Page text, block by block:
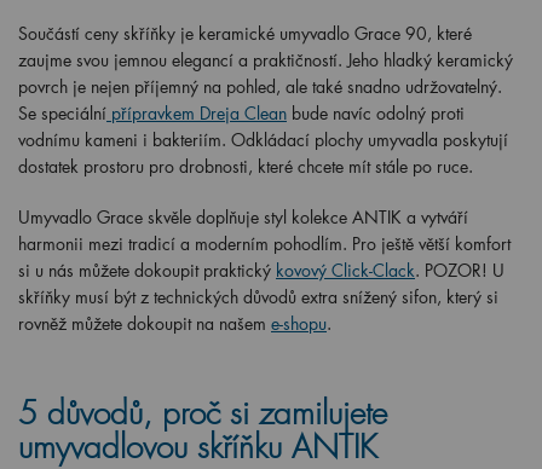
Součástí ceny skříňky je keramické umyvadlo Grace 90, které
zaujme svou jemnou elegancí a praktičností. Jeho hladký keramický
povrch je nejen příjemný na pohled, ale také snadno udržovatelný.
Se speciální přípravkem Dreja Clean bude navíc odolný proti
vodnímu kameni i bakteriím. Odkládací plochy umyvadla poskytují
dostatek prostoru pro drobnosti, které chcete mít stále po ruce.
Umyvadlo Grace skvěle doplňuje styl kolekce ANTIK a vytváří
harmonii mezi tradicí a moderním pohodlím. Pro ještě větší komfort
si u nás můžete dokoupit praktický kovový Click-Clack. POZOR! U
skříňky musí být z technických důvodů extra snížený sifon, který si
rovněž můžete dokoupit na našem e-shopu.
5 důvodů, proč si zamilujete
umyvadlovou skříňku ANTIK